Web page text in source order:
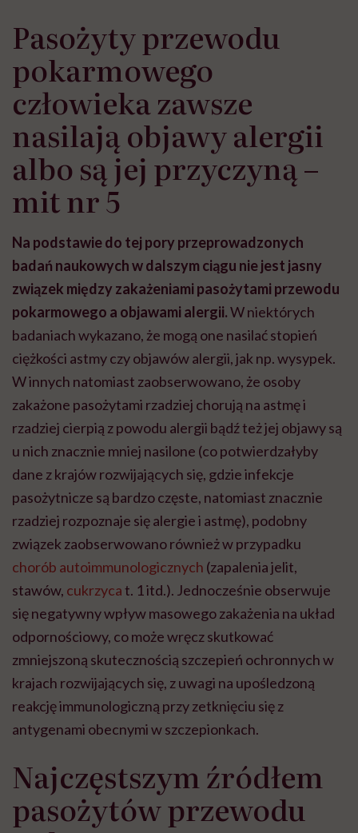
Pasożyty przewodu
pokarmowego
człowieka zawsze
nasilają objawy alergii
albo są jej przyczyną –
mit nr 5
Na podstawie do tej pory przeprowadzonych
badań naukowych w dalszym ciągu nie jest jasny
związek między zakażeniami pasożytami przewodu
pokarmowego a objawami alergii.W niektórych
badaniach wykazano, że mogą one nasilać stopień
ciężkości astmy czy objawów alergii, jak np. wysypek.
W innych natomiast zaobserwowano, że osoby
zakażone pasożytami rzadziej chorują na astmę i
rzadziej cierpią z powodu alergii bądź też jej objawy są
u nich znacznie mniej nasilone (co potwierdzałyby
dane z krajów rozwijających się, gdzie infekcje
pasożytnicze są bardzo częste, natomiast znacznie
rzadziej rozpoznaje się alergie i astmę), podobny
związek zaobserwowano również w przypadku
chorób autoimmunologicznych (zapalenia jelit,
stawów, cukrzycat. 1 itd.). Jednocześnie obserwuje
się negatywny wpływ masowego zakażenia na układ
odpornościowy, co może wręcz skutkować
zmniejszoną skutecznością szczepień ochronnych w
krajach rozwijających się, z uwagi na upośledzoną
reakcję immunologiczną przy zetknięciu się z
antygenami obecnymi w szczepionkach.
Najczęstszym źródłem
pasożytów przewodu